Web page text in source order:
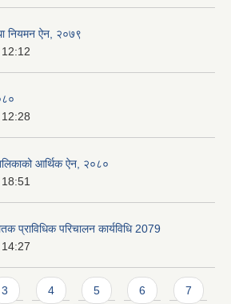
नियमन ऐन, २०७९
आर्थिक ऐन, २०८०
प्राविधिक परिचालन कार्यविधि 2079
3 4 5 6 7